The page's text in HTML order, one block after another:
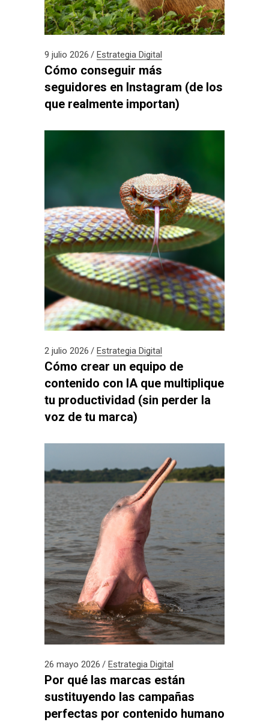
9 julio 2026 Estrategia Digital
Cómo conseguir más
seguidores en Instagram (de los
que realmente importan)
2 julio 2026 Estrategia Digital
Cómo crear un equipo de
contenido con IA que multiplique
tu productividad (sin perder la
voz de tu marca)
26 mayo 2026 Estrategia Digital
Por qué las marcas están
sustituyendo las campañas
perfectas por contenido humano